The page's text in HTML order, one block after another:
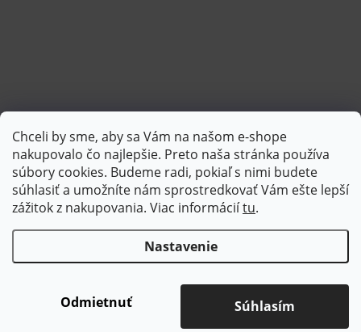
Chceli by sme, aby sa Vám na našom e-shope
nakupovalo čo najlepšie. Preto naša stránka používa
súbory cookies. Budeme radi, pokiaľ s nimi budete
súhlasiť a umožníte nám sprostredkovať Vám ešte lepší
zážitok z nakupovania. Viac informáciítu.
Nastavenie
Odmietnuť Súhlasím
Sledovať na Instagrame
Copyright 2026Brotex | Kvalitný bytový textil. Všetky práva
Upraviť nastavenie cookies